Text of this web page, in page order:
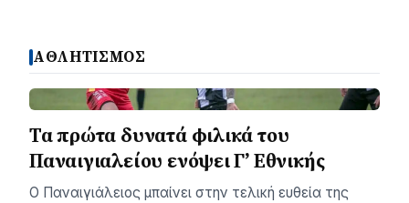
ΑΘΛΗΤΙΣΜΟΣ
Τα πρώτα δυνατά φιλικά του
Παναιγιαλείου ενόψει Γ’ Εθνικής
Ο Παναιγιάλειος μπαίνει στην τελική ευθεία της